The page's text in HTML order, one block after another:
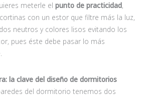
meterle el punto de practicidad,
con un estor que filtre más la luz,
neutros y colores lisos evitando los
pues éste debe pasar lo más
la clave del diseño de dormitorios
del dormitorio tenemos dos